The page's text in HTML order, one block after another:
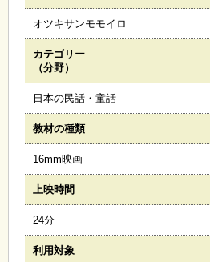
ト
設
約
い
オツキサンモモイロ
カテゴリー
（分野）
日本の民話・童話
教材の種類
16mm映画
上映時間
24分
利用対象